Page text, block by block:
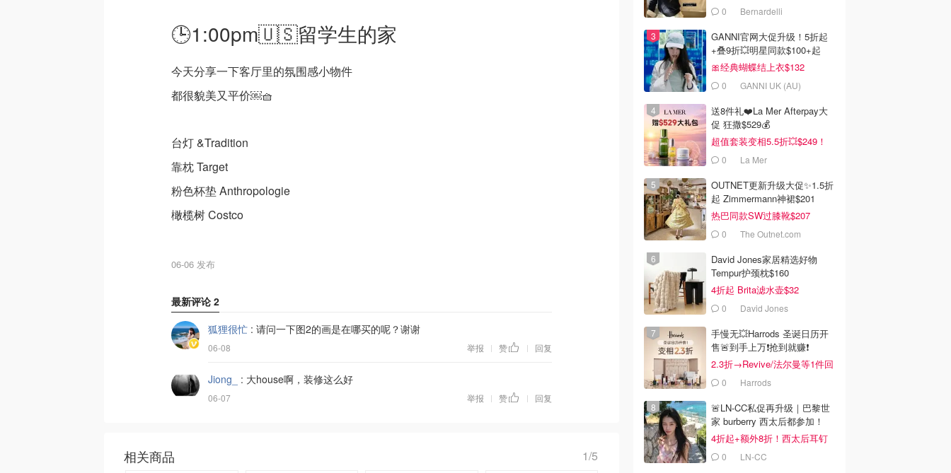
🕒1:00pm🇺🇸留学生的家
今天分享一下客厅里的氛围感小物件
都很貌美又平价￼🧺
台灯 &Tradition
靠枕 Target
粉色杯垫 Anthropologie
橄榄树 Costco
06-06 发布
最新评论 2
狐狸很忙 : 请问一下图2的画是在哪买的呢？谢谢
06-08 举报 | 赞 | 回复
Jiong_ : 大house啊，装修这么好
06-07 举报 | 赞 | 回复
相关商品 1/5
0 Bernardelli
GANNI官网大促升级！5折起
+叠9折💥明星同款$100+起
🎀经典蝴蝶结上衣$132
0 GANNI UK (AU)
送8件礼❤️La Mer Afterpay大
促 狂撒$529💰
超值套装变相5.5折💥$249！
0 La Mer
OUTNET更新升级大促✨1.5折
起 Zimmermann神裙$201
热巴同款SW过膝靴$207
0 The Outnet.com
David Jones家居精选好物
Tempur护颈枕$160
4折起 Brita滤水壶$32
0 David Jones
手慢无💥Harrods 圣诞日历开
售🚨到手上万❗️抢到就赚❗️
2.3折→Revive/法尔曼等1件回
本！0 Harrods
🚨LN-CC私促再升级｜巴黎世
家 burberry 西太后都参加！
4折起+额外8折！西太后耳钉
$1100 LN-CC